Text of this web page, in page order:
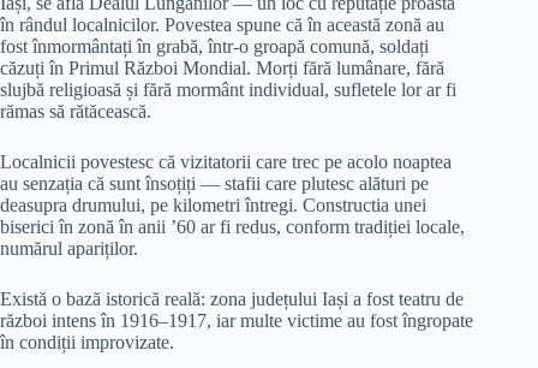
în rândul localnicilor. Povestea spune că în această zonă au
fost înmormântați în grabă, într-o groapă comună, soldați
căzuți în Primul Război Mondial. Morți fără lumânare, fără
slujbă religioasă și fără mormânt individual, sufletele lor ar fi
rămas să rătăcească.
Localnicii povestesc că vizitatorii care trec pe acolo noaptea
au senzația că sunt însoțiți — stafii care plutesc alături pe
deasupra drumului, pe kilometri întregi. Constructia unei
biserici în zonă în anii ’60 ar fi redus, conform tradiției locale,
numărul apariților.
Există o bază istorică reală: zona județului Iași a fost teatru de
război intens în 1916–1917, iar multe victime au fost îngropate
în condiții improvizate.